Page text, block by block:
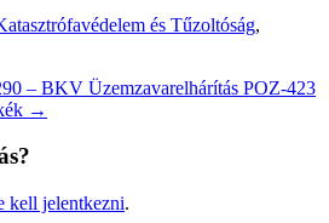
és Tűzoltóság,
– BKV Üzemzavarelhárítás POZ-423
→
kell jelentkezni.